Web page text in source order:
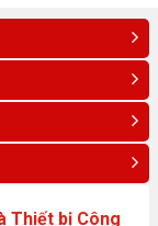
Thiết bị Công